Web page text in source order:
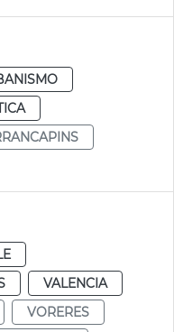
VALENCIA
VORERES